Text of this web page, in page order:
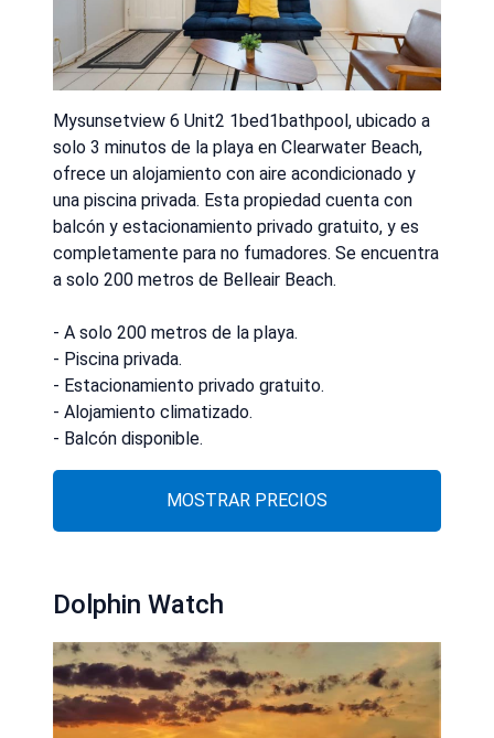
Mysunsetview 6 Unit2 1bed1bathpool, ubicado a
solo 3 minutos de la playa en Clearwater Beach,
ofrece un alojamiento con aire acondicionado y
una piscina privada. Esta propiedad cuenta con
balcón y estacionamiento privado gratuito, y es
completamente para no fumadores. Se encuentra
a solo 200 metros de Belleair Beach.
- A solo 200 metros de la playa.
- Piscina privada.
- Estacionamiento privado gratuito.
- Alojamiento climatizado.
- Balcón disponible.
MOSTRAR PRECIOS
Dolphin Watch